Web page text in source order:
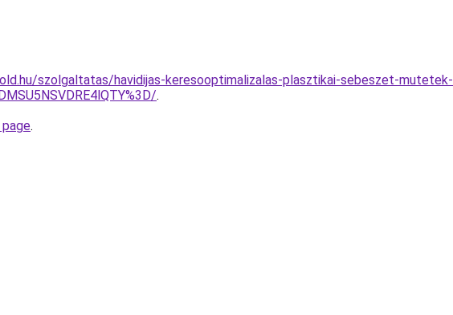
szolgaltatas/havidijas-keresooptimalizalas-plasztikai-sebeszet-mutetek-
.
.